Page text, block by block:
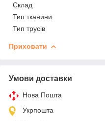
Склад
Тип тканини
Тип трусів
Приховати
Умови доставки
Нова Пошта
Укрпошта